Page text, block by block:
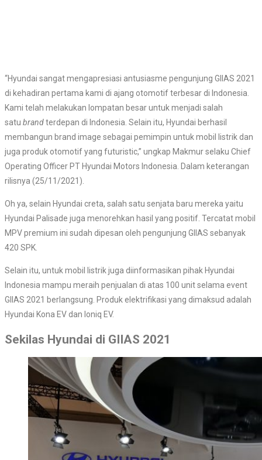
“Hyundai sangat mengapresiasi antusiasme pengunjung GIIAS 2021
di kehadiran pertama kami di ajang otomotif terbesar di Indonesia.
Kami telah melakukan lompatan besar untuk menjadi salah
satu brandterdepan di Indonesia. Selain itu, Hyundai berhasil
membangun brand image sebagai pemimpin untuk mobil listrik dan
juga produk otomotif yang futuristic,” ungkap Makmur selaku Chief
Operating Officer PT Hyundai Motors Indonesia. Dalam keterangan
rilisnya (25/11/2021).
Oh ya, selain Hyundai creta, salah satu senjata baru mereka yaitu
Hyundai Palisade juga menorehkan hasil yang positif. Tercatat mobil
MPV premium ini sudah dipesan oleh pengunjung GIIAS sebanyak
420 SPK.
Selain itu, untuk mobil listrik juga diinformasikan pihak Hyundai
Indonesia mampu meraih penjualan di atas 100 unit selama event
GIIAS 2021 berlangsung. Produk elektrifikasi yang dimaksud adalah
Hyundai Kona EV dan Ioniq EV.
Sekilas Hyundai di GIIAS 2021